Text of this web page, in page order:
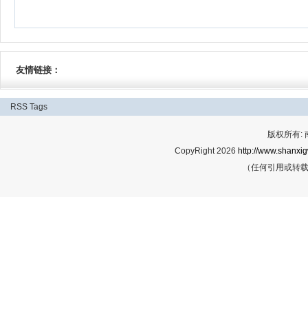
友情链接：
RSS Tags
版权所有:
CopyRight 2026 http://
（任何引用或转